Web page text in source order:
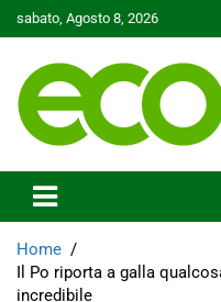
to
sabato, Agosto 8, 2026
Ecoo.it
Home
Il Po riporta a galla
incredibile